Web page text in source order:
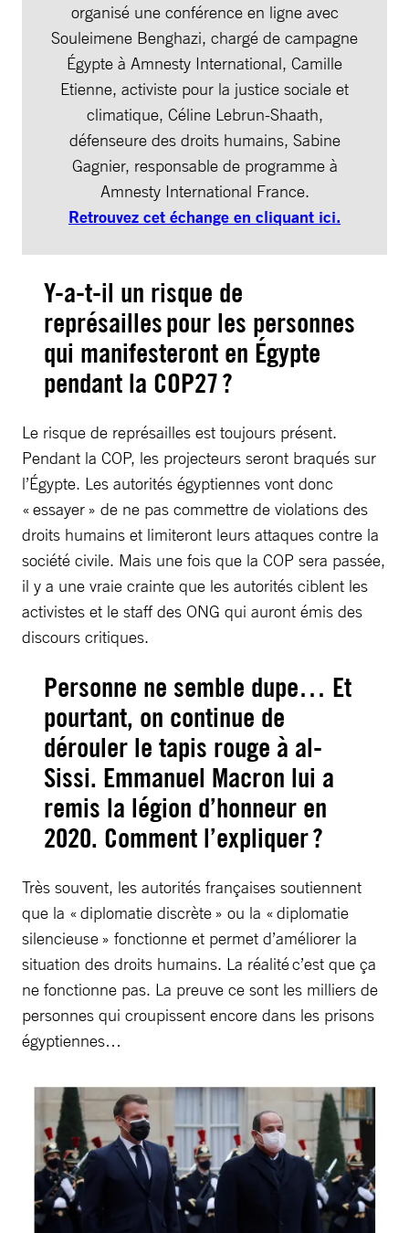
organisé une conférence en ligne avec
Souleimene Benghazi, chargé de campagne
Égypte à Amnesty International, Camille
Etienne, activiste pour la justice sociale et
climatique, Céline Lebrun-Shaath,
défenseure des droits humains, Sabine
Gagnier, responsable de programme à
Amnesty International France.
Retrouvez cet échange en cliquant ici.
Y-a-t-il un risque de
représailles pour les personnes
qui manifesteront en Égypte
pendant la COP27 ?
Le risque de représailles est toujours présent.
Pendant la COP, les projecteurs seront braqués sur
l’Égypte. Les autorités égyptiennes vont donc
« essayer » de ne pas commettre de violations des
droits humains et limiteront leurs attaques contre la
société civile. Mais une fois que la COP sera passée,
il y a une vraie crainte que les autorités ciblent les
activistes et le staff des ONG qui auront émis des
discours critiques.
Personne ne semble dupe… Et
pourtant, on continue de
dérouler le tapis rouge à al-
Sissi. Emmanuel Macron lui a
remis la légion d’honneur en
2020. Comment l’expliquer ?
Très souvent, les autorités françaises soutiennent
que la « diplomatie discrète » ou la « diplomatie
silencieuse » fonctionne et permet d’améliorer la
situation des droits humains. La réalité c’est que ça
ne fonctionne pas. La preuve ce sont les milliers de
personnes qui croupissent encore dans les prisons
égyptiennes…